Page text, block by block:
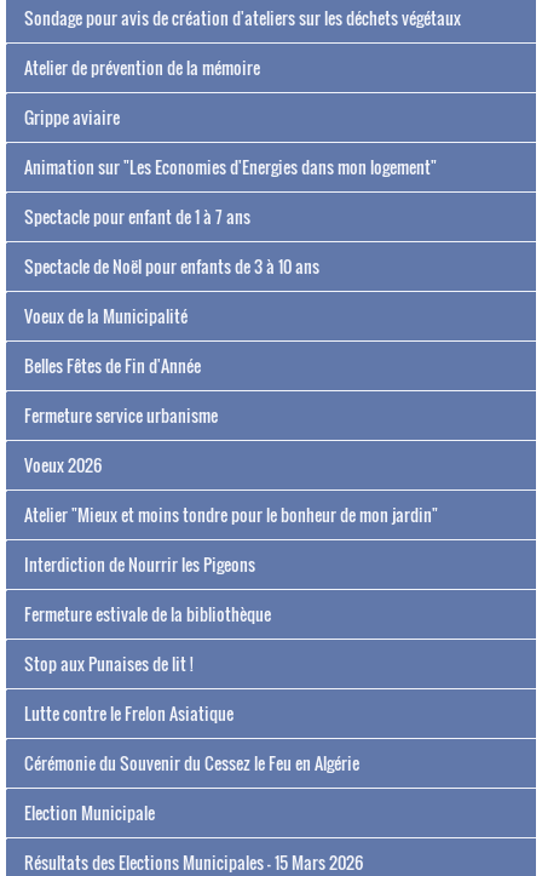
Sondage pour avis de création d'ateliers sur les déchets végétaux
Atelier de prévention de la mémoire
Grippe aviaire
Animation sur "Les Economies d'Energies dans mon logement"
Spectacle pour enfant de 1 à 7 ans
Spectacle de Noël pour enfants de 3 à 10 ans
Voeux de la Municipalité
Belles Fêtes de Fin d'Année
Fermeture service urbanisme
Voeux 2026
Atelier "Mieux et moins tondre pour le bonheur de mon jardin"
Interdiction de Nourrir les Pigeons
Fermeture estivale de la bibliothèque
Stop aux Punaises de lit !
Lutte contre le Frelon Asiatique
Cérémonie du Souvenir du Cessez le Feu en Algérie
Election Municipale
Résultats des Elections Municipales - 15 Mars 2026